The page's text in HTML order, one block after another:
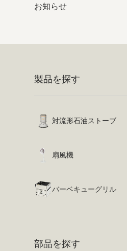
お知らせ
製品を探す
対流形石油ストーブ
扇風機
バーベキューグリル
部品を探す